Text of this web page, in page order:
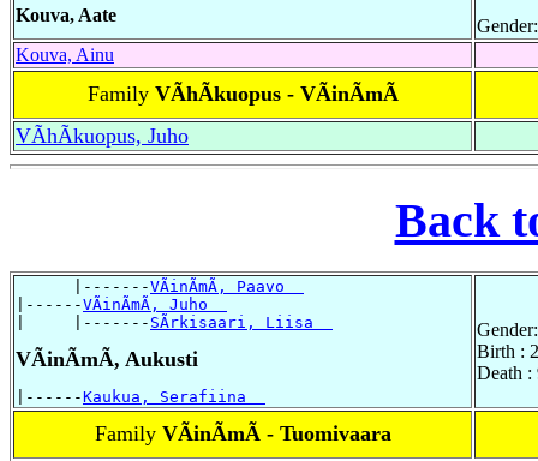
Kouva, Aate
Kouva, Ainu
Family VÃhÃkuopus - VÃinÃmÃ
VÃhÃkuopus, Juho
Back
      |-------
VÃinÃmÃ, Paavo
|------VÃinÃmÃ, Juho
|     |------- SÃrkisaari, Liisa
VÃinÃmÃ, Aukusti
|------Kaukua, Serafiina
Birth :
Death :
Family VÃinÃmÃ - Tuomivaara